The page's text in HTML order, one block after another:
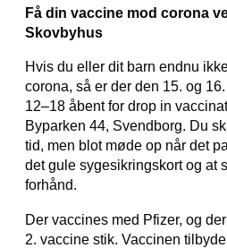
Få din vaccine mod corona
Skovbyhus
Hvis du eller dit barn endnu
corona, så er der den 15. og
12–18 åbent for drop in
Byparken 44, Svendborg. Du
tid, men blot møde op når det
det gule sygesikringskort og at
forhånd.
Der vaccines med Pfizer, og
2. vaccine stik. Vaccinen